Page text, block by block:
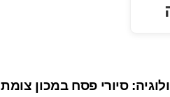
סיורי פסח במכון צומת